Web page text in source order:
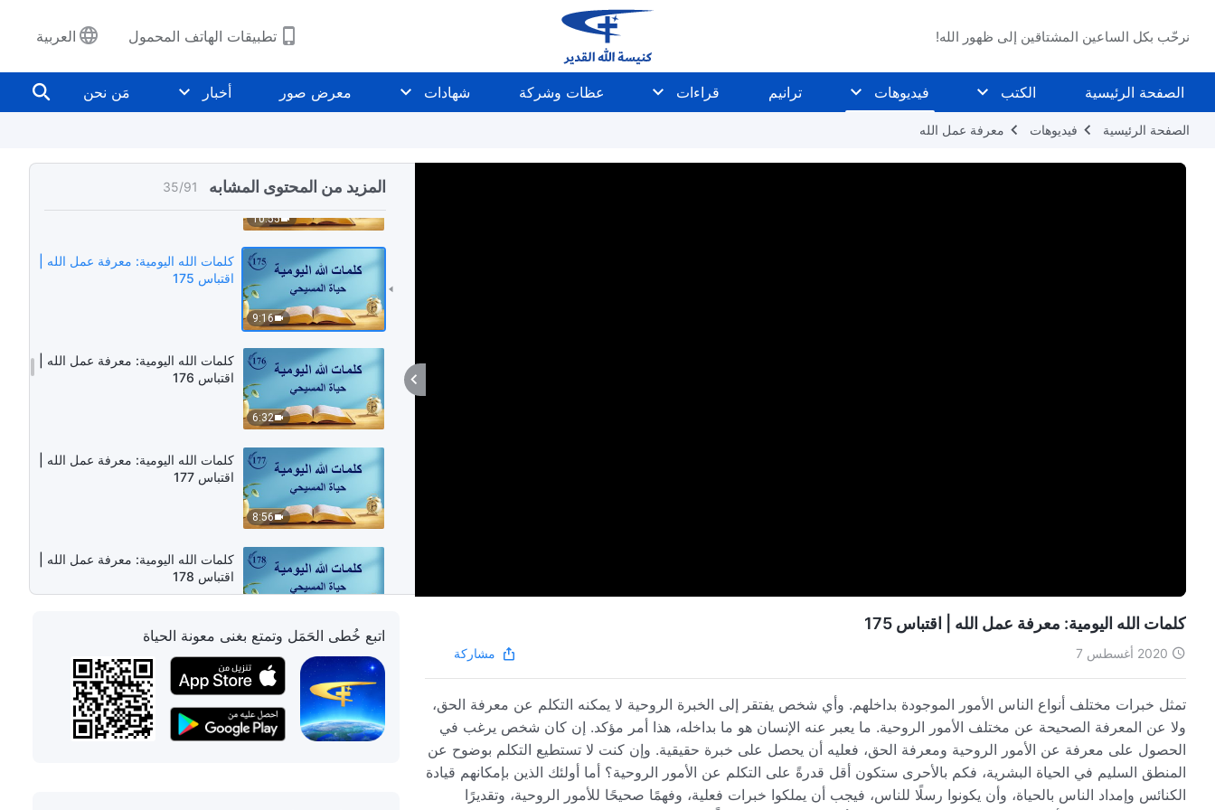
نرحّب بكل الساعين المشتاقين إلى ظهور الله! تطبيقات الهاتف المحمول العربية
الصفحة الرئيسية الكتب فيديوهات ترانيم قراءات عظات وشركة شهادات معرض صور أخبار مَن نحن
الصفحة الرئيسية فيديوهات معرفة عمل الله
المزيد من المحتوى المشابه 35/91
اقتباس 173
10:55
كلمات الله اليومية: معرفة عمل الله |
اقتباس 174
9:16
كلمات الله اليومية: معرفة عمل الله |
اقتباس 175
6:32
كلمات الله اليومية: معرفة عمل الله |
اقتباس 176
8:56
كلمات الله اليومية: معرفة عمل الله |
اقتباس 177
كلمات الله اليومية: معرفة عمل الله |
اقتباس 178
5:50
كلمات الله اليومية: معرفة عمل الله |
اقتباس 179
كلمات الله اليومية: معرفة عمل الله | اقتباس 175
2020 أغسطس 7 مشاركة
تمثل خبرات مختلف أنواع الناس الأمور الموجودة بداخلهم. وأي شخص يفتقر إلى الخبرة الروحية لا يمكنه التكلم عن معرفة الحق،
ولا عن المعرفة الصحيحة عن مختلف الأمور الروحية. ما يعبر عنه الإنسان هو ما بداخله، هذا أمر مؤكد. إن كان شخص يرغب في
الحصول على معرفة عن الأمور الروحية ومعرفة الحق، فعليه أن يحصل على خبرة حقيقية. وإن كنت لا تستطيع التكلم بوضوح عن
المنطق السليم في الحياة البشرية، فكم بالأحرى ستكون أقل قدرةً على التكلم عن الأمور الروحية؟ أما أولئك الذين بإمكانهم قيادة
الكنائس وإمداد الناس بالحياة، وأن يكونوا رسلًا للناس، فيجب أن يملكوا خبرات فعلية، وفهمًا صحيحًا للأمور الروحية، وتقديرًا
اتبع خُطى الحَمَل وتمتع بغنى معونة الحياة